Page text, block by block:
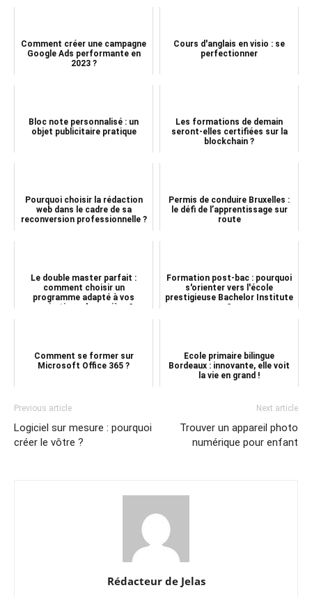
Comment créer une campagne
Google Ads performante en
2023 ?
Cours d'anglais en visio : se
perfectionner
Bloc note personnalisé : un
objet publicitaire pratique
Les formations de demain
seront-elles certifiées sur la
blockchain ?
Pourquoi choisir la rédaction
web dans le cadre de sa
reconversion professionnelle ?
Permis de conduire Bruxelles :
le défi de l’apprentissage sur
route
Le double master parfait :
comment choisir un
programme adapté à vos
aspirations de carrière ?
Formation post-bac : pourquoi
s'orienter vers l'école
prestigieuse Bachelor Institute
?
Comment se former sur
Microsoft Office 365 ?
Ecole primaire bilingue
Bordeaux : innovante, elle voit
la vie en grand !
Previous article
Logiciel sur mesure : pourquoi
créer le vôtre ?
Next article
Trouver un appareil photo
numérique pour enfant
Rédacteur de Jelas